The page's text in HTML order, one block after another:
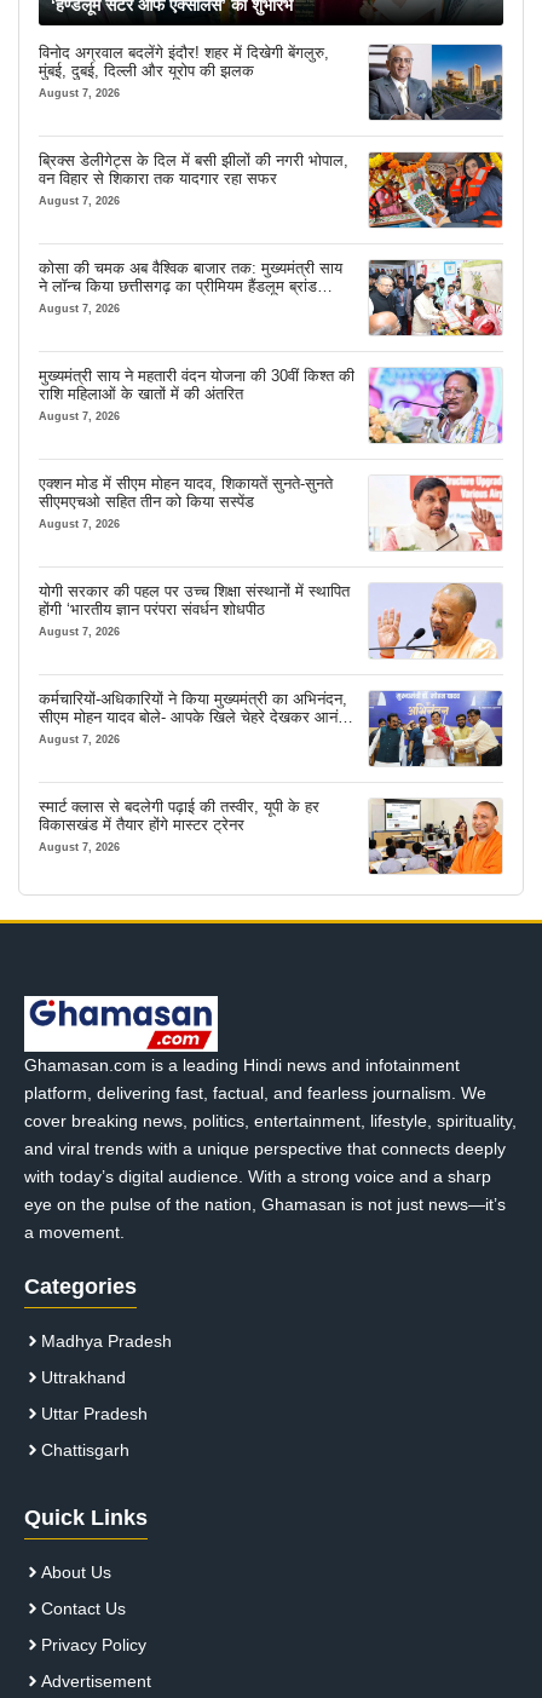
‘हैण्डलूम सेंटर ऑफ एक्सीलेंस’ का शुभारंभ
विनोद अग्रवाल बदलेंगे इंदौर! शहर में दिखेगी बेंगलुरु,
मुंबई, दुबई, दिल्ली और यूरोप की झलक
August 7, 2026
ब्रिक्स डेलीगेट्स के दिल में बसी झीलों की नगरी भोपाल,
वन विहार से शिकारा तक यादगार रहा सफर
August 7, 2026
कोसा की चमक अब वैश्विक बाजार तक: मुख्यमंत्री साय
ने लॉन्च किया छत्तीसगढ़ का प्रीमियम हैंडलूम ब्रांड
‘कोशल फैब’
August 7, 2026
मुख्यमंत्री साय ने महतारी वंदन योजना की 30वीं किश्त की
राशि महिलाओं के खातों में की अंतरित
August 7, 2026
एक्शन मोड में सीएम मोहन यादव, शिकायतें सुनते-सुनते
सीएमएचओ सहित तीन को किया सस्पेंड
August 7, 2026
योगी सरकार की पहल पर उच्च शिक्षा संस्थानों में स्थापित
होंगी ‘भारतीय ज्ञान परंपरा संवर्धन शोधपीठ
August 7, 2026
कर्मचारियों-अधिकारियों ने किया मुख्यमंत्री का अभिनंदन,
सीएम मोहन यादव बोले- आपके खिले चेहरे देखकर आनंद
आता है
August 7, 2026
स्मार्ट क्लास से बदलेगी पढ़ाई की तस्वीर, यूपी के हर
विकासखंड में तैयार होंगे मास्टर ट्रेनर
August 7, 2026
Ghamasan.com is a leading Hindi news and infotainment
platform, delivering fast, factual, and fearless journalism. We
cover breaking news, politics, entertainment, lifestyle, spirituality,
and viral trends with a unique perspective that connects deeply
with today’s digital audience. With a strong voice and a sharp
eye on the pulse of the nation, Ghamasan is not just news—it’s
a movement.
Categories
Madhya Pradesh
Uttrakhand
Uttar Pradesh
Chattisgarh
Quick Links
About Us
Contact Us
Privacy Policy
Advertisement